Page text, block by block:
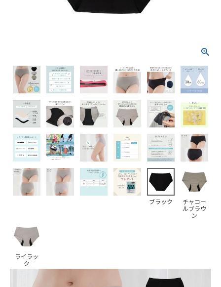
ブラック
チャコー
ルブラウ
ン
ライラッ
ク